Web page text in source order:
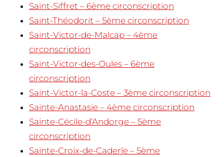
Saint-Siffret – 6ème circonscription
Saint-Théodorit – 5ème circonscription
Saint-Victor-de-Malcap – 4ème
circonscription
Saint-Victor-des-Oules – 6ème
circonscription
Saint-Victor-la-Coste – 3ème circonscription
Sainte-Anastasie – 4ème circonscription
Sainte-Cécile-d’Andorge – 5ème
circonscription
Sainte-Croix-de-Caderle – 5ème